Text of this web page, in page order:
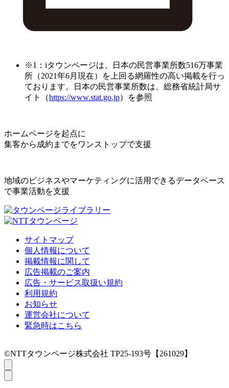
※1：iタウンページは、日本の民営事業所数516万事業
所（2021年6月現在）を上回る網羅性の高い掲載を行っ
ております。日本の民営事業所数は、総務省統計局サ
イト（https://www.stat.go.jp）を参照
ホームページを起点に
集客から成約までをワンストップで支援
地域のビジネスやマーケティングに活用できるデータベース
で事業活動を支援
サイトマップ
個人情報について
掲載情報に関して
広告掲載のご案内
広告・サービス取扱い規約
利用規約
お知らせ
運営会社について
緊急時はこちら
©NTTタウンページ株式会社 TP25-193号【261029】